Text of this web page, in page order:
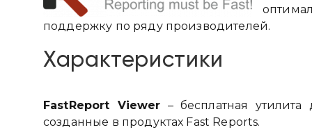
поддержку по ряду производителей.
Характеристики
FastReport Viewer – бесплатная
созданные в продуктах Fast Reports.